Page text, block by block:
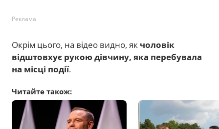
Реклама
Окрім цього, на відео видно, як чоловік
відштовхує рукою дівчину, яка перебувала
на місці події.
Читайте також: